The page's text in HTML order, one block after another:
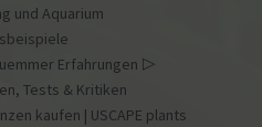
und Aquarium
Erfahrungen ▷
Tests & Kritiken
kaufen | USCAPE plants